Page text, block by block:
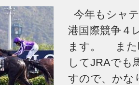
今年もシャ
港国際競争４
ます。 また
してJRAでも
すので、かな